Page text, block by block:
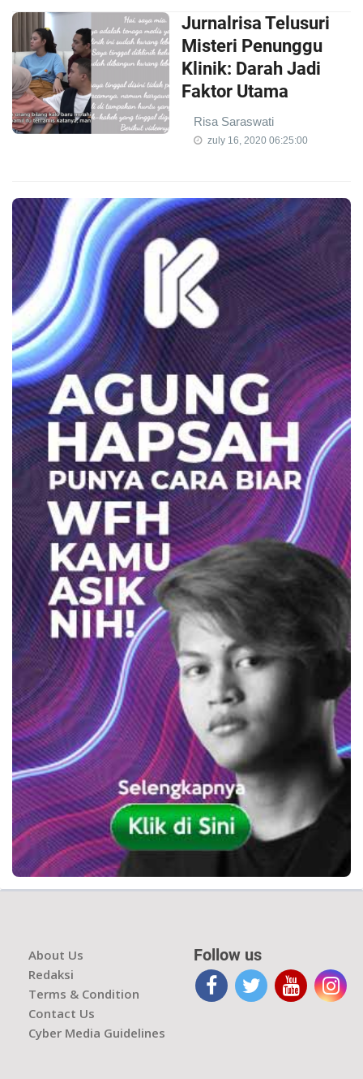
Jurnalrisa Telusuri
Misteri Penunggu
Klinik: Darah Jadi
Faktor Utama
Risa Saraswati
zuly 16, 2020 06:25:00
About Us
Redaksi
Terms & Condition
Contact Us
Cyber Media Guidelines
Follow us